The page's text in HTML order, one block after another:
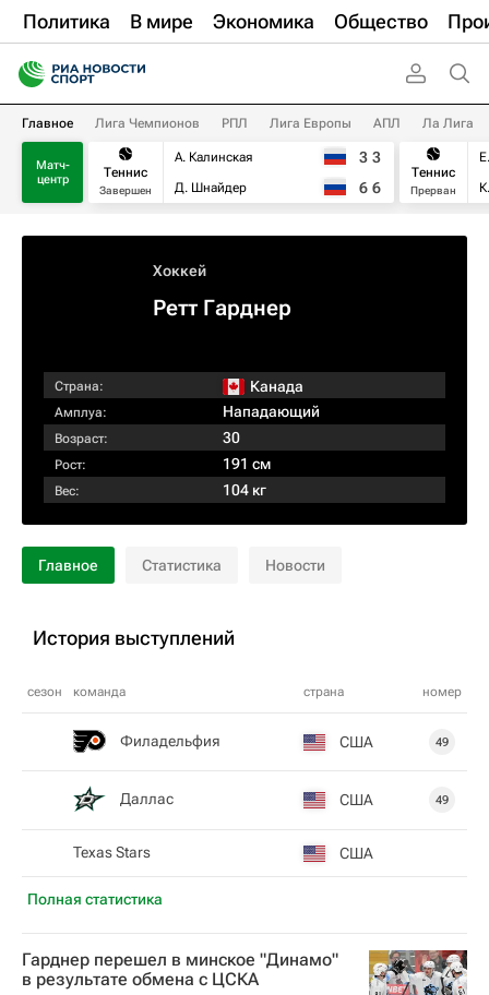
Политика В мире Экономика Общество
Главное Лига Чемпионов РПЛ Лига Европы АПЛ Ла Лига
Матч-
центр
Теннис
Завершен
А. Калинская
Д. Шнайдер
3 3
6 6
Теннис
Прерван
Хоккей
Ретт Гарднер
Страна: Канада
Амплуа: Нападающий
Возраст: 30
Рост: 191 см
Вес: 104 кг
Главное Статистика Новости
История выступлений
сезон команда страна номер
Полная статистика
Филадельфия США 49
Даллас США 49
Texas Stars США
Гарднер перешел в минское "Динамо"
в результате обмена с ЦСКА